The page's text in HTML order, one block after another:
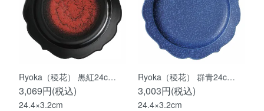
Ryoka（稜花） 黒紅24c…
3,069円(税込)
24.4×3.2cm
Ryoka（稜花） 群青24c…
3,003円(税込)
24.4×3.2cm